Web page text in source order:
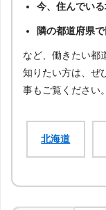
今、住んでい
隣の都道府県
など、働きたい都
知りたい方は、ぜ
事もご覧ください。
北海道